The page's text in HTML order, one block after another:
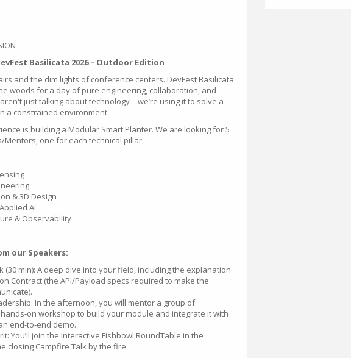
Basilicata 2026 – Outdoor Edition
and the dim lights of conference centers. DevFest Basilicata
woods for a day of pure engineering, collaboration, and
just talking about technology—we’re using it to solve a
a constrained environment.
is building a Modular Smart Planter. We are looking for 5
Mentors, one for each technical pillar:
& 3D Design
AI
& Observability
our Speakers:
(30 min): A deep dive into your field, including the explanation
Contract (the API/Payload specs required to make the
In the afternoon, you will mentor a group of
on workshop to build your module and integrate it with
end-to-end demo.
You’ll join the interactive Fishbowl RoundTable in the
closing Campfire Talk by the fire.